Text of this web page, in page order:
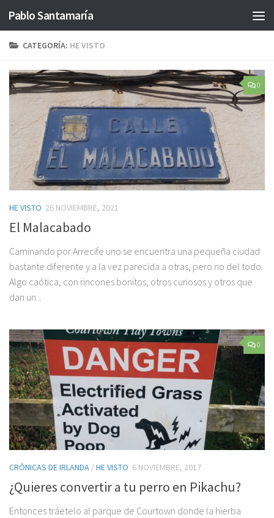
Saltar al contenido
Pablo Santamaría
CATEGORÍA: HE VISTO
0
HE VISTO 26 NOVIEMBRE, 2021
El Malacabado
Caminando por Arrecife uno se encuentra una pequeña ciudad
bastante diferente y a la vez parecida a otras, pero no del todo.
Algo caótica, con rincones bonitos, otros curiosos y otros que
dan un...
0
CRÓNICAS DE IRLANDA /HE VISTO 6 NOVIEMBRE, 2017
¿Quieres convertir a tu perro en Pikachu?
Entonces tráetelo al parque de Courtown donde la hierba